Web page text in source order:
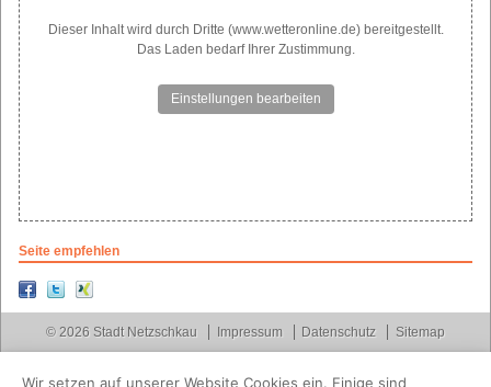
Dieser Inhalt wird durch Dritte (www.wetteronline.de) bereitgestellt.
Das Laden bedarf Ihrer Zustimmung.
Einstellungen bearbeiten
Seite empfehlen
© 2026 Stadt Netzschkau Impressum Datenschutz Sitemap
Wir setzen auf unserer Website Cookies ein. Einige sind